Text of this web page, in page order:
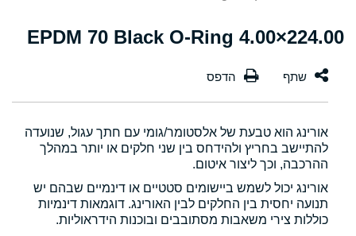
224.00×4.00 EPDM 70 Black O-Ring
אורינג הוא טבעת של אלסטומר/גומי עם חתך עגול, שנועדה
להתיישב בחריץ ולהידחס בין שני חלקים או יותר במהלך
ההרכבה, וכך ליצור איטום.
אורינג יכול לשמש ביישומים סטטיים או דינמיים שבהם יש
תנועה יחסית בין החלקים לבין האורינג. דוגמאות דינמיות
כוללות צירי משאבות מסתובבים ובוכנות הידראוליות.